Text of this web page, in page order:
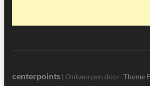
centerpoints| Ontworpen door: Theme